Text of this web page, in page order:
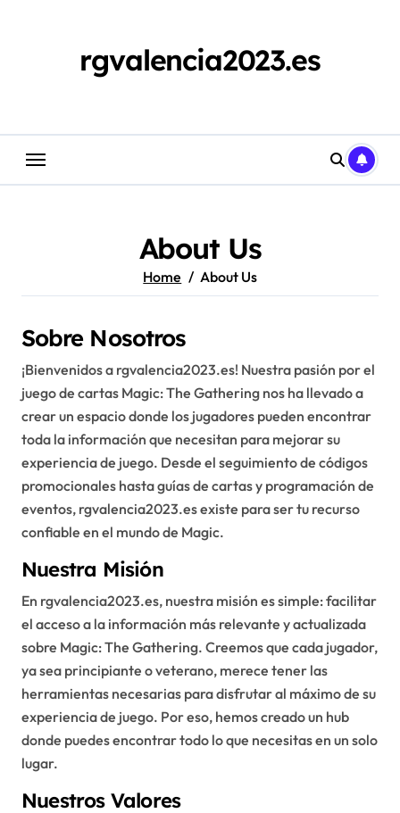
rgvalencia2023.es
About Us
Home About Us
Sobre Nosotros
¡Bienvenidos a rgvalencia2023.es! Nuestra pasión por el
juego de cartas Magic: The Gathering nos ha llevado a
crear un espacio donde los jugadores pueden encontrar
toda la información que necesitan para mejorar su
experiencia de juego. Desde el seguimiento de códigos
promocionales hasta guías de cartas y programación de
eventos, rgvalencia2023.es existe para ser tu recurso
confiable en el mundo de Magic.
Nuestra Misión
En rgvalencia2023.es, nuestra misión es simple: facilitar
el acceso a la información más relevante y actualizada
sobre Magic: The Gathering. Creemos que cada jugador,
ya sea principiante o veterano, merece tener las
herramientas necesarias para disfrutar al máximo de su
experiencia de juego. Por eso, hemos creado un hub
donde puedes encontrar todo lo que necesitas en un solo
lugar.
Nuestros Valores